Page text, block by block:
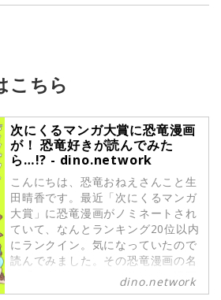
こちら
次にくるマンガ大賞に恐竜漫画
が！ 恐竜好きが読んでみた
ら…!? - dino.network
こんにちは、恐竜おねえさんこと生
田晴香です。最近「次にくるマンガ
大賞」に恐竜漫画がノミネートされ
ていて、なんとランキング20位以内
にランクイン。気になっていたので
読んでみました。その恐竜漫画の名
は『ディノサン』。一体どんな漫画
なのか⁉︎ ご紹介します。
dino.network